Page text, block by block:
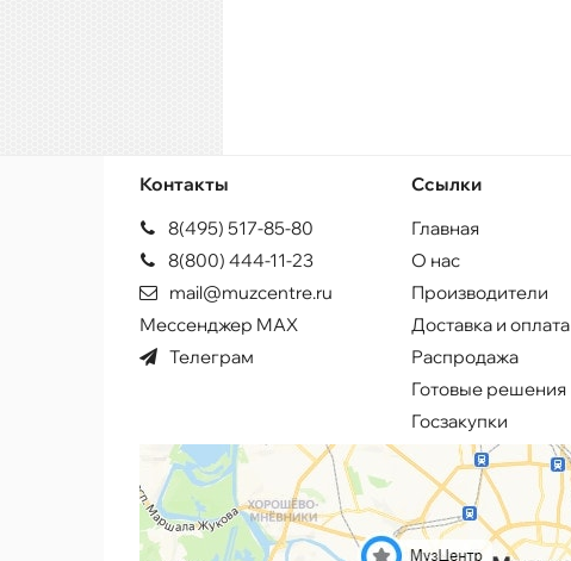
Контакты
8(495) 517-85-80
8(800) 444-11-23
mail@muzcentre.ru
Мессенджер MAX
Телеграм
Ссылки
Главная
О нас
Производители
Доставка и оплата
Распродажа
Готовые решения
Госзакупки